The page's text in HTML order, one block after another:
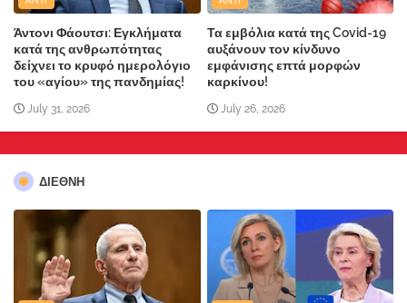
Άντονι Φάουτσι: Εγκλήματα
κατά της ανθρωπότητας
δείχνει το κρυφό ημερολόγιο
του «αγίου» της πανδημίας!
July 31, 2026
Τα εμβόλια κατά της Covid-19
αυξάνουν τον κίνδυνο
εμφάνισης επτά μορφών
καρκίνου!
July 26, 2026
ΔΙΕΘΝΗ